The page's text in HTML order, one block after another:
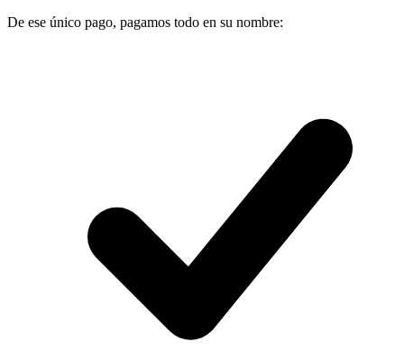
De ese único pago, pagamos todo en su nombre: